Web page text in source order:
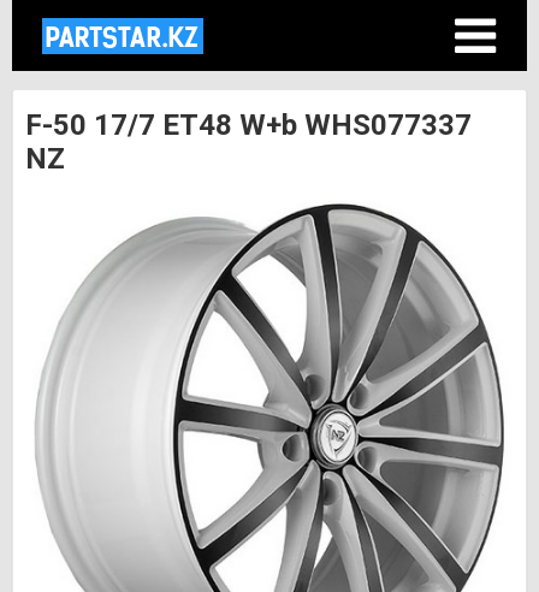
F-50 17/7 ET48 W+b WHS077337
NZ